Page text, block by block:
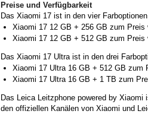
Preise und Verfügbarkeit
Das Xiaomi 17 ist in den vier
Xiaomi 17 12 GB + 256 GB zum Preis
Xiaomi 17 12 GB + 512 GB zum Preis
Das Xiaomi 17 Ultra ist in den drei
Xiaomi 17 Ultra 16 GB + 512 GB zum
Xiaomi 17 Ultra 16 GB + 1 TB zum
Das Leica Leitzphone powered by
den offiziellen Kanälen von Xiaomi und